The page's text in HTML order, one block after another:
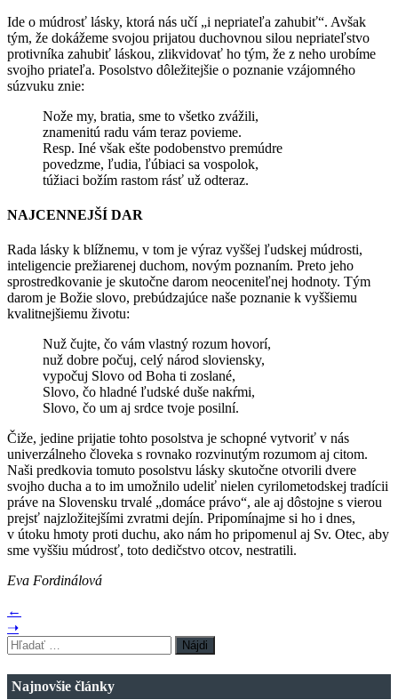
Ide o múdrosť lásky, ktorá nás učí „i nepriateľa zahubiť“. Avšak
tým, že dokážeme svojou prijatou duchovnou silou nepriateľstvo
protivníka zahubiť láskou, zlikvidovať ho tým, že z neho urobíme
svojho priateľa. Posolstvo dôležitejšie o poznanie vzájomného
súzvuku znie:
Nože my, bratia, sme to všetko zvážili,
znamenitú radu vám teraz povieme.
Resp. Iné však ešte podobenstvo premúdre
povedzme, ľudia, ľúbiaci sa vospolok,
túžiaci božím rastom rásť už odteraz.
NAJCENNEJŠÍ DAR
Rada lásky k blížnemu, v tom je výraz vyššej ľudskej múdrosti,
inteligencie prežiarenej duchom, novým poznaním. Preto jeho
sprostredkovanie je skutočne darom neoceniteľnej hodnoty. Tým
darom je Božie slovo, prebúdzajúce naše poznanie k vyššiemu
kvalitnejšiemu životu:
Nuž čujte, čo vám vlastný rozum hovorí,
nuž dobre počuj, celý národ sloviensky,
vypočuj Slovo od Boha ti zoslané,
Slovo, čo hladné ľudské duše nakŕmi,
Slovo, čo um aj srdce tvoje posilní.
Čiže, jedine prijatie tohto posolstva je schopné vytvoriť v nás
univerzálneho človeka s rovnako rozvinutým rozumom aj citom.
Naši predkovia tomuto posolstvu lásky skutočne otvorili dvere
svojho ducha a to im umožnilo udeliť nielen cyrilometodskej tradícii
práve na Slovensku trvalé „domáce právo“, ale aj dôstojne s vierou
prejsť najzložitejšími zvratmi dejín. Pripomínajme si ho i dnes,
v útoku hmoty proti duchu, ako nám ho pripomenul aj Sv. Otec, aby
sme vyššiu múdrosť, toto dedičstvo otcov, nestratili.
Eva Fordinálová
←
➝
Hľadať:
Najnovšie články